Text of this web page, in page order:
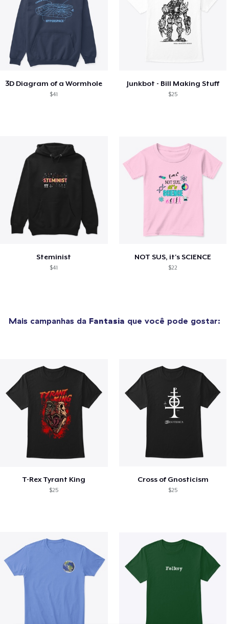
3D Diagram of a Wormhole
$41
Junkbot - Bill Making Stuff
$25
Steminist
$41
NOT SUS, it's SCIENCE
$22
Mais campanhas da Fantasia que você pode gostar:
T-Rex Tyrant King
$25
Cross of Gnosticism
$25